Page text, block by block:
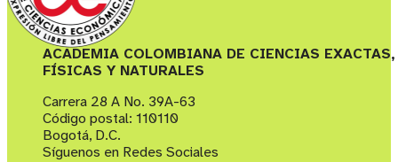
ACADEMIA COLOMBIANA DE CIENCIAS EXACTAS,
FÍSICAS Y NATURALES
Carrera 28 A No. 39A-63
Código postal: 110110
Bogotá, D.C.
Síguenos en Redes Sociales